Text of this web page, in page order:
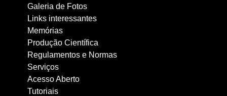
Galeria de Fotos
Links interessantes
Memórias
Produção Científica
Regulamentos e Normas
Serviços
Acesso Aberto
Tutoriais